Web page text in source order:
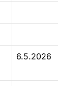
6.5.2026